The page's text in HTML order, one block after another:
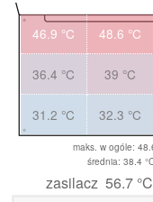
46.9 °C 48.6 °C
36.4 °C 39 °C
31.2 °C 32.3 °C
maks. w ogóle:
średnia: 38.4
zasilacz 56.7